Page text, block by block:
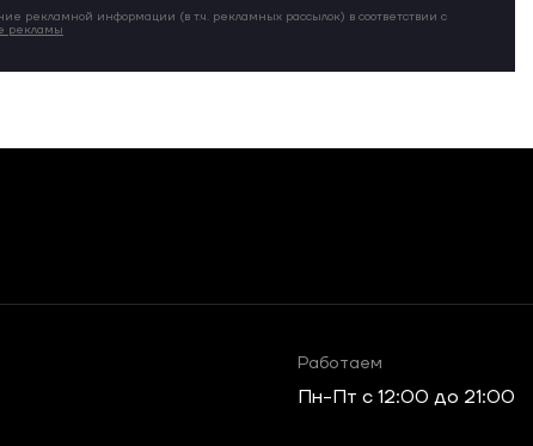
рекламной информации (в т.ч. рекламных рассылок) в соответствии с
рекламы
Работаем
Пн-Пт c 12:00 до 21:00